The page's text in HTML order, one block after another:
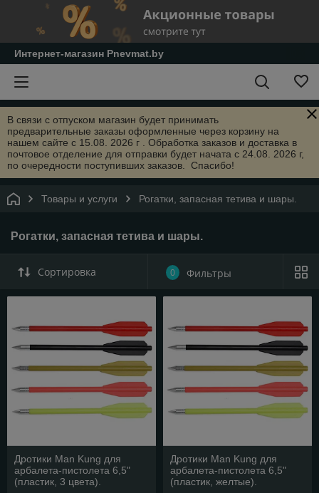
Интернет-магазин Pnevmat.by
В связи с отпуском магазин будет принимать
предварительные заказы оформленные через корзину на
нашем сайте с 15.08. 2026 г . Обработка заказов и доставка в
почтовое отделение для отправки будет начата с 24.08. 2026 г,
по очередности поступивших заказов. Спасибо!
Товары и услуги Рогатки, запасная тетива и шары.
Рогатки, запасная тетива и шары.
Сортировка 0 Фильтры
Дротики Man Kung для
арбалета-пистолета 6,5"
(пластик, 3 цвета).
Дротики Man Kung для
арбалета-пистолета 6,5"
(пластик, желтые).